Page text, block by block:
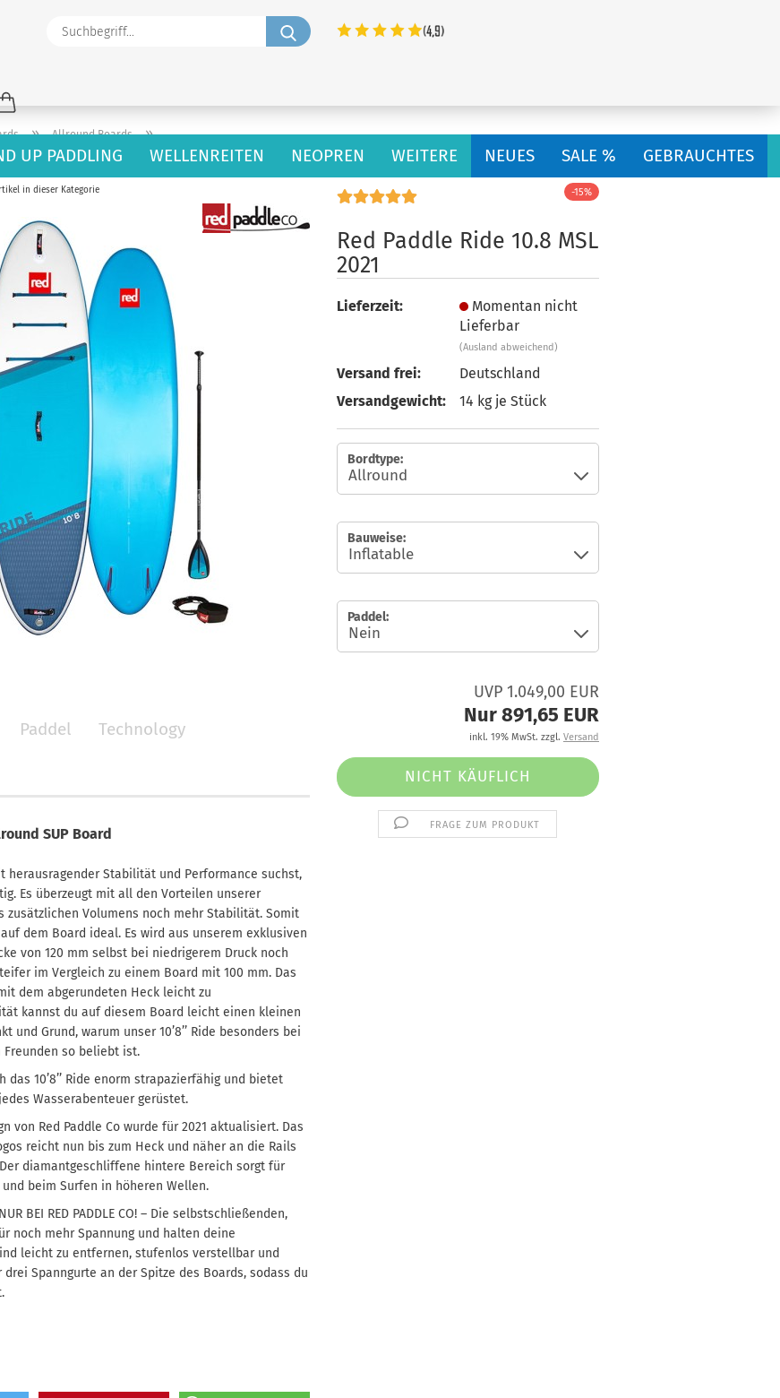
Suchbegriff...
UP PADDLING WELLENREITEN NEOPREN NEUES SALE % GEBRAUCHTES
WEITERE
» Allround Boards »
in dieser Kategorie -15%
Red Paddle Ride 10.8 MSL
2021
Lieferzeit:
Momentan nicht
Lieferbar
(Ausland abweichend)
Versand frei:
Deutschland
Versandgewicht:
14 kg je Stück
Bordtype:
Bauweise:
Paddel:
UVP 1.049,00 EUR
Nur 891,65 EUR
inkl. 19% MwSt. zzgl. Versand
FRAGE ZUM PRODUKT
Paddel Technology
SUP Board
herausragender Stabilität und Performance suchst,
Es überzeugt mit all den Vorteilen unserer
zusätzlichen Volumens noch mehr Stabilität. Somit
dem Board ideal. Es wird aus unserem exklusiven
von 120 mm selbst bei niedrigerem Druck noch
im Vergleich zu einem Board mit 100 mm. Das
dem abgerundeten Heck leicht zu
kannst du auf diesem Board leicht einen kleinen
und Grund, warum unser 10’8’’ Ride besonders bei
so beliebt ist.
10’8’’ Ride enorm strapazierfähig und bietet
Wasserabenteuer gerüstet.
von Red Paddle Co wurde für 2021 aktualisiert. Das
reicht nun bis zum Heck und näher an die Rails
diamantgeschliffene hintere Bereich sorgt für
beim Surfen in höheren Wellen.
BEI RED PADDLE CO! – Die selbstschließenden,
noch mehr Spannung und halten deine
leicht zu entfernen, stufenlos verstellbar und
Spanngurte an der Spitze des Boards, sodass du